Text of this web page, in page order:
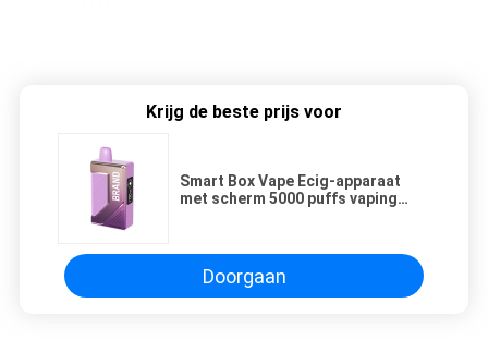
Krijg de beste prijs voor
Smart Box Vape Ecig-apparaat
met scherm 5000 puffs vaping
Doorgaan